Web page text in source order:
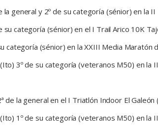
general y 2º de su categoría (sénior) en la
categoría (sénior) en el I Trail Arico 10K
categoría (sénior) en la XXIII Media Maratón
3º de su categoría (veteranos M50) en la
de la general en el I Triatlón Indoor El Galeón
1º de su categoría (veteranos M50) en la